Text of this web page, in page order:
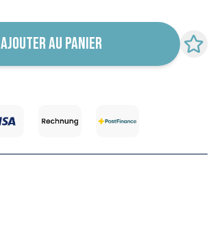
AJOUTER AU PANIER